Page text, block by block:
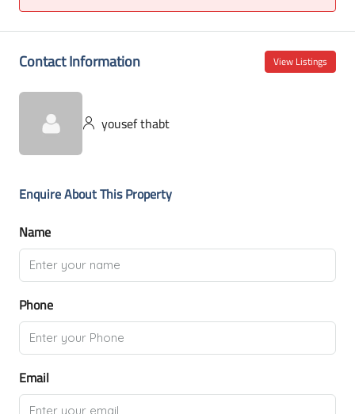
Contact Information View Listings
yousef thabt
Enquire About This Property
Name
Phone
Email